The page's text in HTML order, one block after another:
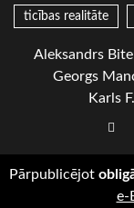
ticības realitāte
Aleksandrs Bite
Georgs
Karls
Pārpublicējot
e-